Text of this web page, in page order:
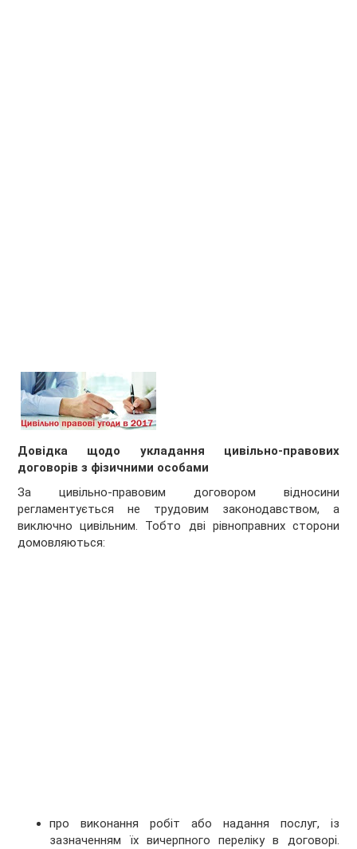
Довідка щодо укладання цивільно-правових
договорів з фізичними особами
За цивільно-правовим договором відносини
регламентується не трудовим законодавством, а
виключно цивільним. Тобто дві рівноправних сторони
домовляються:
про виконання робіт або надання послуг, із
зазначенням їх вичерпного переліку в договорі.